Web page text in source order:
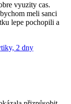
vyuzity cas.
meli sanci
lepe pochopili a
2 dny